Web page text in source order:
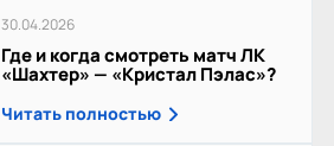
30.04.2026
Где и когда смотреть матч ЛК
«Шахтер» — «Кристал Пэлас»?
Читать полностью